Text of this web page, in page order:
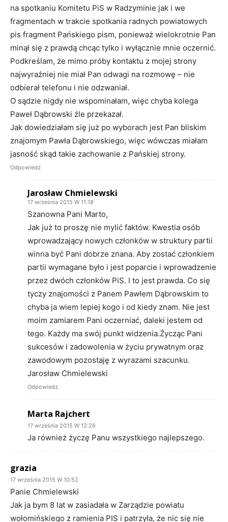
na spotkaniu Komitetu PiS w Radzyminie jak i we
fragmentach w trakcie spotkania radnych powiatowych
pis fragment Pańskiego pism, ponieważ wielokrotnie Pan
minął się z prawdą chcąc tylko i wyłącznie mnie oczernić.
Podkreślam, że mimo próby kontaktu z mojej strony
najwyraźniej nie miał Pan odwagi na rozmowę – nie
odbierał telefonu i nie odzwaniał.
O sądzie nigdy nie wspominałam, więc chyba kolega
Paweł Dąbrowski źle przekazał.
Jak dowiedziałam się już po wyborach jest Pan bliskim
znajomym Pawła Dąbrowskiego, więc wówczas miałam
jasność skąd takie zachowanie z Pańskiej strony.
Odpowiedz
Jarosław Chmielewski
17 września 2015 W 11:18
Szanowna Pani Marto,
Jak już to proszę nie mylić faktów. Kwestia osób
wprowadzający nowych członków w struktury partii
winna być Pani dobrze znana. Aby zostać członkiem
partii wymagane było i jest poparcie i wprowadzenie
przez dwóch członków PiS. I to jest prawda. Co się
tyczy znajomości z Panem Pawłem Dąbrowskim to
chyba ja wiem lepiej kogo i od kiedy znam. Nie jest
moim zamiarem Pani oczerniać, daleki jestem od
tego. Każdy ma swój punkt widzenia.Życząc Pani
sukcesów i zadowolenia w życiu prywatnym oraz
zawodowym pozostaję z wyrazami szacunku.
Jarosław Chmielewski
Odpowiedz
Marta Rajchert
17 września 2015 W 12:26
Ja również życzę Panu wszystkiego najlepszego.
grazia
17 września 2015 W 10:52
Panie Chmielewski
Jak ja bym 8 lat w zasiadała w Zarządzie powiatu
wołomińskiego z ramienia PIS i patrzyła, że nic się nie